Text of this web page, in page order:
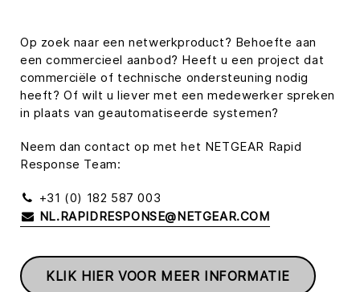
Op zoek naar een netwerkproduct? Behoefte aan
een commercieel aanbod? Heeft u een project dat
commerciële of technische ondersteuning nodig
heeft? Of wilt u liever met een medewerker spreken
in plaats van geautomatiseerde systemen?
Neem dan contact op met het NETGEAR Rapid
Response Team:
+31 (0) 182 587 003
NL.RAPIDRESPONSE@NETGEAR.COM
KLIK HIER VOOR MEER INFORMATIE